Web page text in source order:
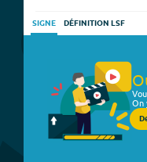
SIGNE DÉFINITION LSF
On